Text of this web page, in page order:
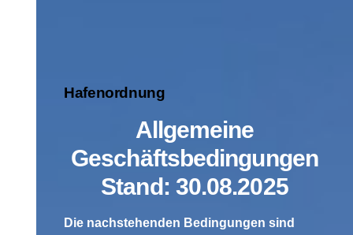
Hafenordnung
Allgemeine
Geschäftsbedingungen
Stand: 30.08.2025
Die nachstehenden Bedingungen sind